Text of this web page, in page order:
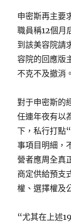
申密斯再主要
職員稱12個月
到該美容院請
容院的回應版
不克不及撤消。
對于申密斯的
任連年夜有以
下，私行打點
事項目明細，
營者應周全真
商定供給預支
權、選擇權及
“尤其在上述